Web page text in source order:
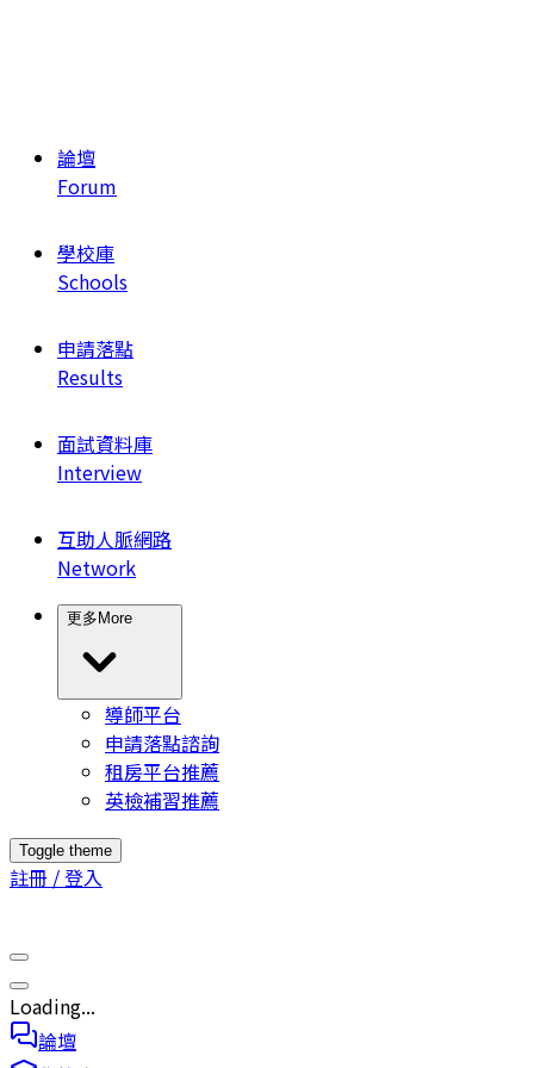
論壇
Forum
學校庫
Schools
申請落點
Results
面試資料庫
Interview
互助人脈網路
Network
更多 More
導師平台
申請落點諮詢
租房平台推薦
英檢補習推薦
Toggle theme
註冊 / 登入
Loading...
論壇